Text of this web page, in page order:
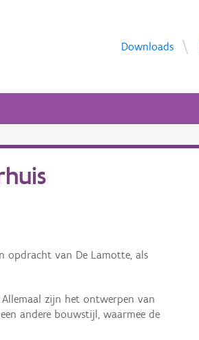
Downloads
opdracht van De Lamotte, als
zijn het ontwerpen van
andere bouwstijl, waarmee de